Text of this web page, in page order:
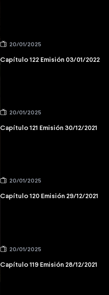
20/01/2025
Capítulo 122 Emisión 03/01/2022
20/01/2025
Capítulo 121 Emisión 30/12/2021
20/01/2025
Capítulo 120 Emisión 29/12/2021
20/01/2025
Capítulo 119 Emisión 28/12/2021